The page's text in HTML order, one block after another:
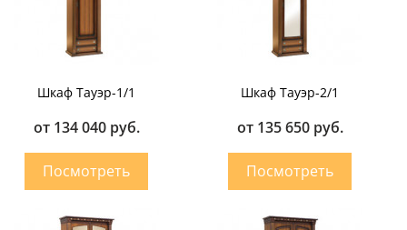
Шкаф Тауэр-1/1
от 134 040 руб.
Шкаф Тауэр-2/1
от 135 650 руб.